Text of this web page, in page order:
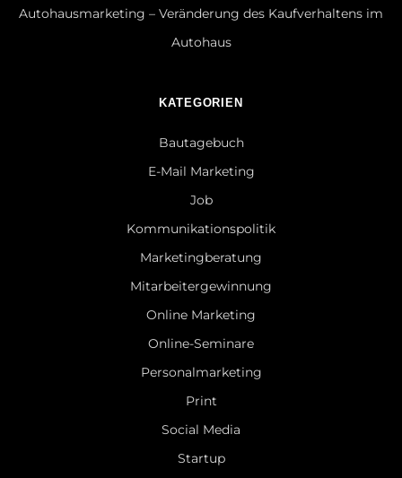
Autohausmarketing – Veränderung des Kaufverhaltens im
Autohaus
KATEGORIEN
Bautagebuch
E-Mail Marketing
Job
Kommunikationspolitik
Marketingberatung
Mitarbeitergewinnung
Online Marketing
Online-Seminare
Personalmarketing
Print
Social Media
Startup